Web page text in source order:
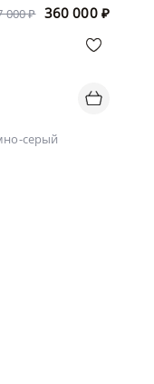
000 ₽ 360 000 ₽
серый